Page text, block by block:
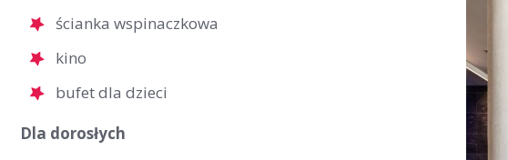
ścianka wspinaczkowa
kino
bufet dla dzieci
Dla dorosłych